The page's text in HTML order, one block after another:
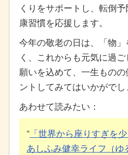
くりをサポートし、転倒
康習慣を応援します。
今年の敬老の日は、「物
く、これからも元気に過
願いを込めて、一生もの
ントしてみてはいかがでし
あわせて読みたい：
「世界から座りすぎを少
あしふみ健幸ライフ（ゆ